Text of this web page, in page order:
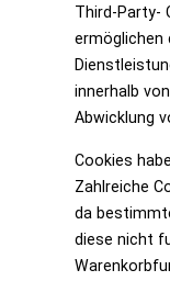
Third-Party-
ermöglichen
innerhalb
Abwicklung
Cookies
Zahlreiche
da
diese nicht